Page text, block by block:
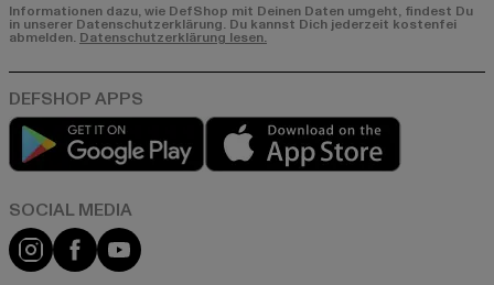
Informationen dazu, wie DefShop mit Deinen Daten umgeht, findest Du
in unserer Datenschutzerklärung. Du kannst Dich jederzeit kostenfei
abmelden. Datenschutzerklärung lesen.
Play market
Instagram
FacebookYouTube